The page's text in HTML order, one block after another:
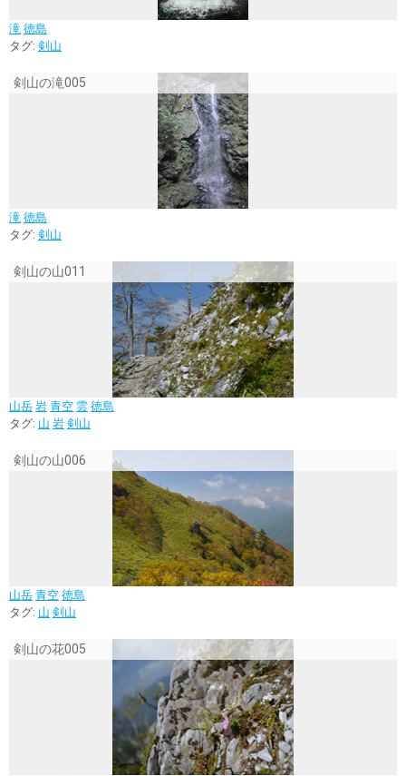
滝 徳島
タグ: 剣山
剣山の滝005
滝 徳島
タグ: 剣山
剣山の山011
山岳 岩 青空 雲 徳島
タグ: 山 岩 剣山
剣山の山006
山岳 青空 徳島
タグ: 山 剣山
剣山の花005